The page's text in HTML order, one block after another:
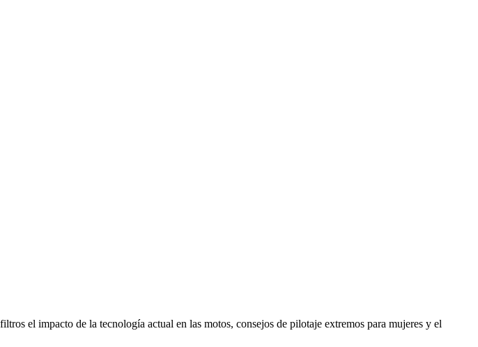
el impacto de la tecnología actual en las motos, consejos de pilotaje extremos para mujeres y el